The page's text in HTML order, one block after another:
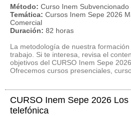
Método: Curso Inem Subvencionado
Temática: Cursos Inem Sepe 2026
Comercial
Duración: 82 horas
La metodología de nuestra
trabajo. Si te interesa, revisa el
objetivos del CURSO Inem Sepe
Ofrecemos cursos presenciales,
CURSO Inem Sepe 2026
telefónica